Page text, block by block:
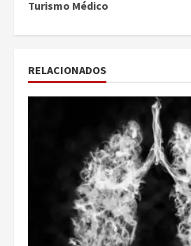
Turismo Médico
RELACIONADOS